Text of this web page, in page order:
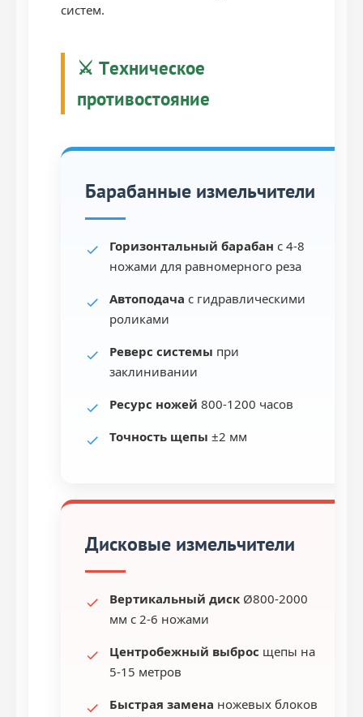
систем.
⚔️ Техническое
противостояние
Барабанные измельчители
Горизонтальный барабан с 4-8
ножами для равномерного реза
Автоподача с гидравлическими
роликами
Реверс системы при
заклинивании
Ресурс ножей 800-1200 часов
Точность щепы ±2 мм
Дисковые измельчители
Вертикальный диск Ø800-2000
мм с 2-6 ножами
Центробежный выброс щепы на
5-15 метров
Быстрая замена ножевых блоков